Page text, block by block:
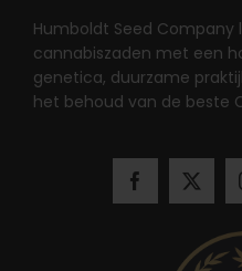
Humboldt Seed Company
cannabiszaden met een
genetica, duurzame
het behoud van de beste